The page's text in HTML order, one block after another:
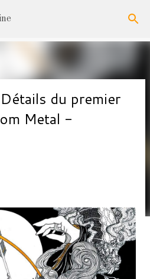
contenu principal
du premier
Metal -